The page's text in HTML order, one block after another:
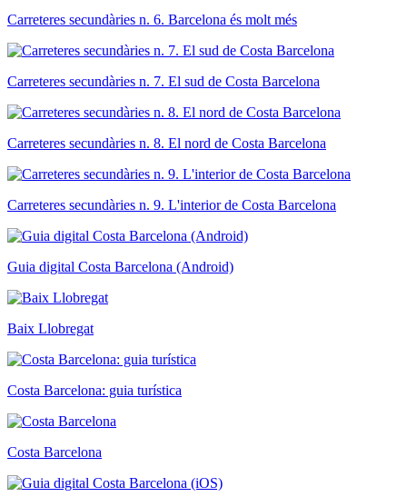
Carreteres secundàries n. 6. Barcelona és molt més
Carreteres secundàries n. 7. El sud de Costa Barcelona
Carreteres secundàries n. 8. El nord de Costa Barcelona
Carreteres secundàries n. 9. L'interior de Costa Barcelona
Guia digital Costa Barcelona (Android)
Baix Llobregat
Costa Barcelona: guia turística
Costa Barcelona